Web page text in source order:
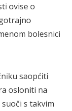
ovise o
bolesnici
saopćiti
osloniti na
s takvim